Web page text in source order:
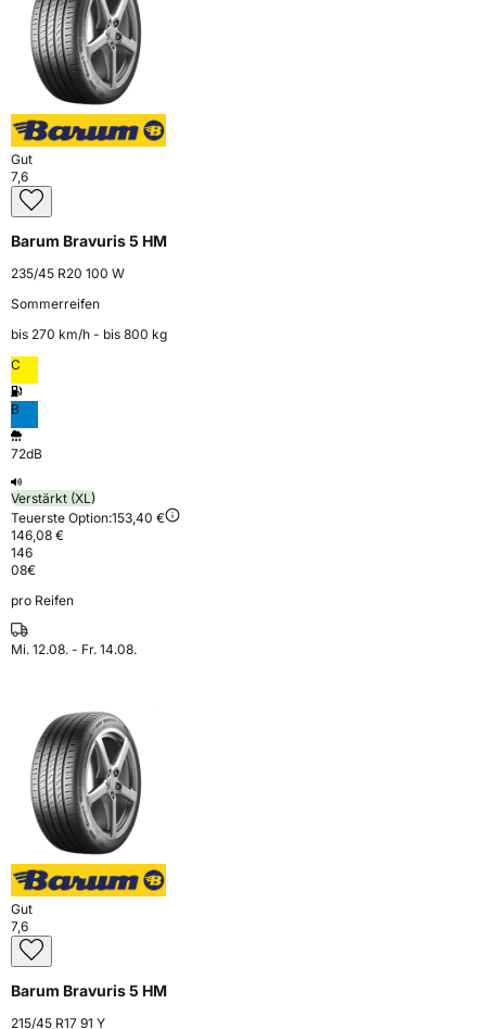
Gut
7,6
Barum Bravuris 5 HM
235/45 R20 100 W
Sommerreifen
bis 270 km⁠/⁠h - bis 800 kg
C
B
72dB
Verstärkt (XL)
Teuerste Option:153,40 €
146,08 €
146
08€
pro Reifen
Mi. 12.08. - Fr. 14.08.
Gut
7,6
Barum Bravuris 5 HM
215/45 R17 91 Y